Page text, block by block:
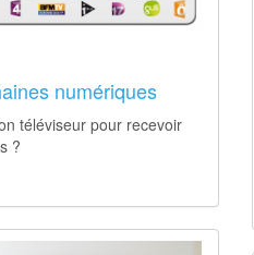
numériques
téléviseur pour recevoir
?